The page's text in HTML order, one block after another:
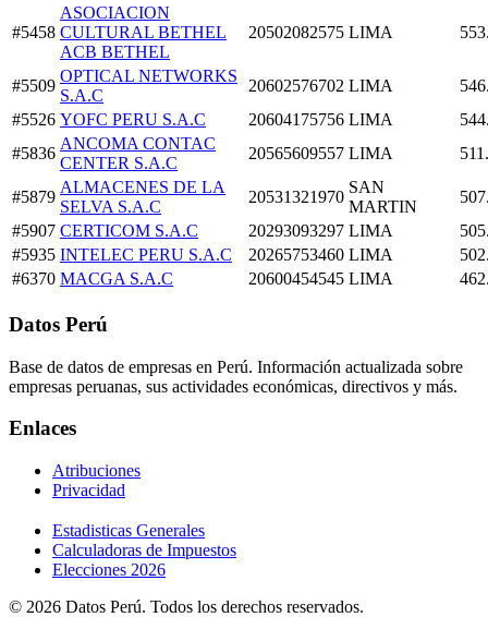
#5458
ASOCIACION
CULTURAL BETHEL
ACB BETHEL
20502082575 LIMA
#5509
OPTICAL NETWORKS
S.A.C
20602576702 LIMA
#5526 YOFC PERU S.A.C 20604175756 LIMA
#5836
ANCOMA CONTAC
CENTER S.A.C
20565609557 LIMA
#5879
ALMACENES DE LA
SELVA S.A.C
20531321970
SAN
MARTIN
#5907 CERTICOM S.A.C 20293093297 LIMA
#5935 INTELEC PERU S.A.C 20265753460 LIMA
#6370 MACGA S.A.C 20600454545 LIMA
Datos Perú
Base de datos de empresas en Perú. Información actualizada sobre
empresas peruanas, sus actividades económicas, directivos y más.
Enlaces
Atribuciones
Privacidad
Estadisticas Generales
Calculadoras de Impuestos
Elecciones 2026
© 2026 Datos Perú. Todos los derechos reservados.